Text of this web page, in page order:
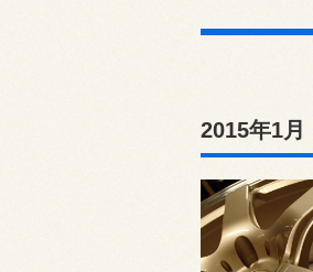
2015年1月